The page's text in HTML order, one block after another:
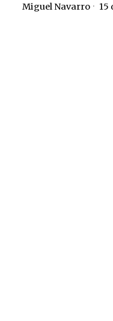
Miguel Navarro 15